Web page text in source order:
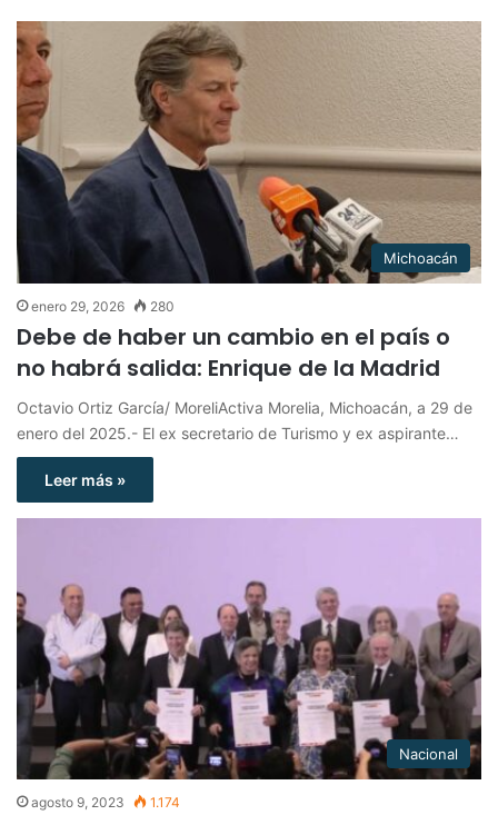
Michoacán
enero 29, 2026 280
Debe de haber un cambio en el país o
no habrá salida: Enrique de la Madrid
Octavio Ortiz García/ MoreliActiva Morelia, Michoacán, a 29 de
enero del 2025.- El ex secretario de Turismo y ex aspirante…
Leer más »
Nacional
agosto 9, 2023 1.174